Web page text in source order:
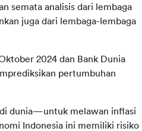
semata analisis dari lembaga
juga dari lembaga-lembaga
2024 dan Bank Dunia
pertumbuhan
dunia—untuk melawan inflasi
Indonesia ini memiliki risiko